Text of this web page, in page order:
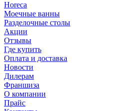
Horeca
Моечные ванны
Разделочные столы
Акции
Отзывы
Где купить
Оплата и доставка
Новости
Дилерам
Франшиза
О компании
Прайс